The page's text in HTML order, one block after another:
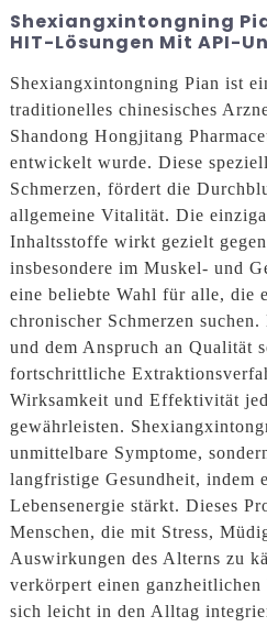
Shexiangxintongning
HIT-Lösungen Mit API-
Shexiangxintongning Pian ist
traditionelles chinesisches
Shandong Hongjitang
entwickelt wurde. Diese
Schmerzen, fördert die
allgemeine Vitalität. Die
Inhaltsstoffe wirkt gezielt
insbesondere im Muskel- und
eine beliebte Wahl für alle, die
chronischer Schmerzen
und dem Anspruch an Qualität
fortschrittliche
Wirksamkeit und Effektivität
gewährleisten.
unmittelbare Symptome,
langfristige Gesundheit, indem
Lebensenergie stärkt. Dieses
Menschen, die mit Stress,
Auswirkungen des Alterns zu
verkörpert einen ganzheitlichen
sich leicht in den Alltag